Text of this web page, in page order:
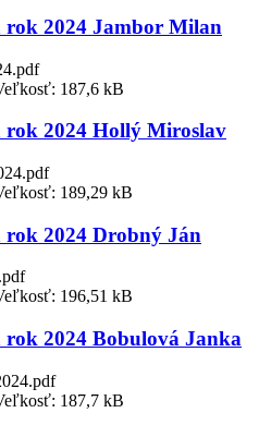
rok 2024 Jambor Milan
187,6 kB
rok 2024 Hollý Miroslav
189,29 kB
rok 2024 Drobný Ján
196,51 kB
2024 Bobulová Janka
187,7 kB